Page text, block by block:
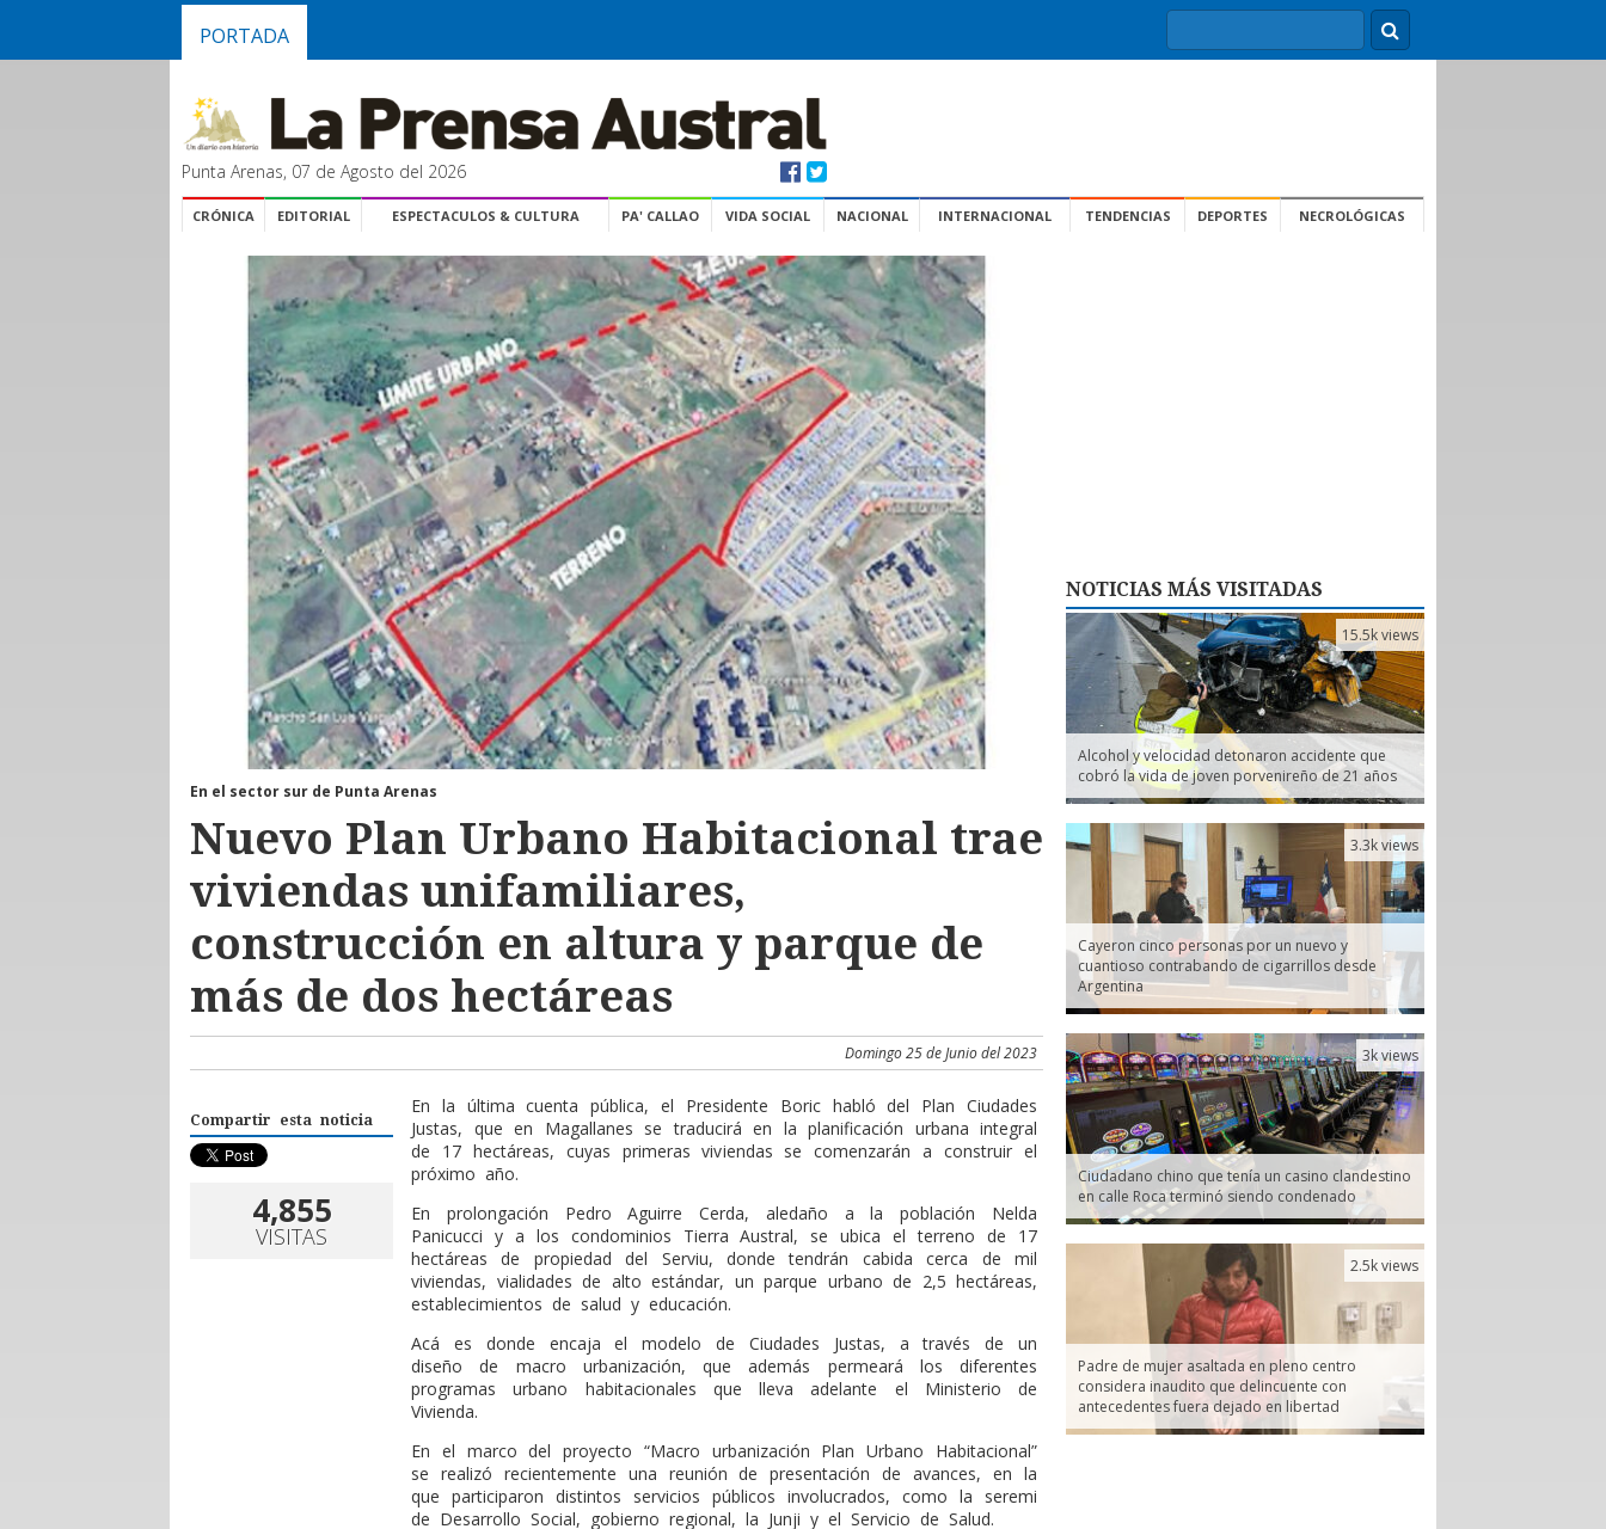
PORTADA
Punta Arenas, 07 de Agosto del 2026
CRÓNICA EDITORIAL ESPECTACULOS & CULTURA PA' CALLAO VIDA SOCIAL NACIONAL INTERNACIONAL TENDENCIAS DEPORTES NECROLÓGICAS
En el sector sur de Punta Arenas
Nuevo Plan Urbano Habitacional trae
viviendas unifamiliares,
construcción en altura y parque de
más de dos hectáreas
Domingo 25 de Junio del 2023
Compartir esta noticia
4,855
VISITAS
En la última cuenta pública, el Presidente Boric habló del Plan Ciudades
Justas, que en Magallanes se traducirá en la planificación urbana integral
de 17 hectáreas, cuyas primeras viviendas se comenzarán a construir el
próximo año.
En prolongación Pedro Aguirre Cerda, aledaño a la población Nelda
Panicucci y a los condominios Tierra Austral, se ubica el terreno de 17
hectáreas de propiedad del Serviu, donde tendrán cabida cerca de mil
viviendas, vialidades de alto estándar, un parque urbano de 2,5 hectáreas,
establecimientos de salud y educación.
Acá es donde encaja el modelo de Ciudades Justas, a través de un
diseño de macro urbanización, que además permeará los diferentes
programas urbano habitacionales que lleva adelante el Ministerio de
Vivienda.
En el marco del proyecto “Macro urbanización Plan Urbano Habitacional”
se realizó recientemente una reunión de presentación de avances, en la
que participaron distintos servicios públicos involucrados, como la seremi
de Desarrollo Social, gobierno regional, la Junji y el Servicio de Salud.
NOTICIAS MÁS VISITADAS
Alcohol y velocidad detonaron accidente que
cobró la vida de joven porvenireño de 21 años
15.5k views
Cayeron cinco personas por un nuevo y
cuantioso contrabando de cigarrillos desde
Argentina
3.3k views
Ciudadano chino que tenía un casino clandestino
en calle Roca terminó siendo condenado
3k views
Padre de mujer asaltada en pleno centro
considera inaudito que delincuente con
antecedentes fuera dejado en libertad
2.5k views